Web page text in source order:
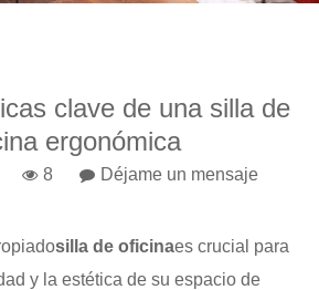
clave de una silla de
ergonómica
8 Déjame un mensaje
silla de oficinaes crucial para
y la estética de su espacio de